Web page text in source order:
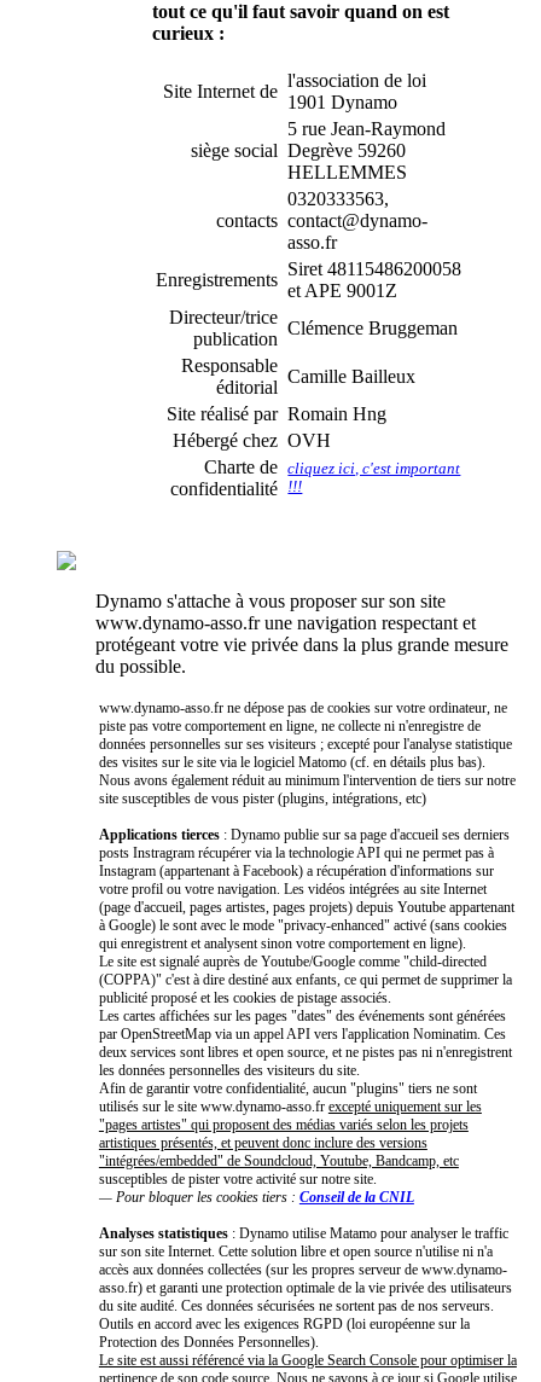
tout ce qu'il faut savoir quand on est
curieux :
Site Internet de
l'association de loi
1901 Dynamo
siège social
5 rue Jean-Raymond
Degrève 59260
HELLEMMES
contacts
0320333563,
contact@dynamo-
asso.fr
Enregistrements
Siret 48115486200058
et APE 9001Z
Directeur/trice
publication
Clémence Bruggeman
Responsable
éditorial
Camille Bailleux
Site réalisé par Romain Hng
Hébergé chez OVH
Charte de
confidentialité
cliquez ici, c'est important
!!!
Dynamo s'attache à vous proposer sur son site
www.dynamo-asso.fr une navigation respectant et
protégeant votre vie privée dans la plus grande mesure
du possible.
www.dynamo-asso.fr ne dépose pas de cookies sur votre ordinateur, ne
piste pas votre comportement en ligne, ne collecte ni n'enregistre de
données personnelles sur ses visiteurs ; excepté pour l'analyse statistique
des visites sur le site via le logiciel Matomo (cf. en détails plus bas).
Nous avons également réduit au minimum l'intervention de tiers sur notre
site susceptibles de vous pister (plugins, intégrations, etc)
Applications tierces : Dynamo publie sur sa page d'accueil ses derniers
posts Instragram récupérer via la technologie API qui ne permet pas à
Instagram (appartenant à Facebook) a récupération d'informations sur
votre profil ou votre navigation. Les vidéos intégrées au site Internet
(page d'accueil, pages artistes, pages projets) depuis Youtube appartenant
à Google) le sont avec le mode "privacy-enhanced" activé (sans cookies
qui enregistrent et analysent sinon votre comportement en ligne).
Le site est signalé auprès de Youtube/Google comme "child-directed
(COPPA)" c'est à dire destiné aux enfants, ce qui permet de supprimer la
publicité proposé et les cookies de pistage associés.
Les cartes affichées sur les pages "dates" des événements sont générées
par OpenStreetMap via un appel API vers l'application Nominatim. Ces
deux services sont libres et open source, et ne pistes pas ni n'enregistrent
les données personnelles des visiteurs du site.
Afin de garantir votre confidentialité, aucun "plugins" tiers ne sont
utilisés sur le site www.dynamo-asso.fr excepté uniquement sur les
"pages artistes" qui proposent des médias variés selon les projets
artistiques présentés, et peuvent donc inclure des versions
"intégrées/embedded" de Soundcloud, Youtube, Bandcamp, etc
susceptibles de pister votre activité sur notre site.
— Pour bloquer les cookies tiers : Conseil de la CNIL
Analyses statistiques : Dynamo utilise Matamo pour analyser le traffic
sur son site Internet. Cette solution libre et open source n'utilise ni n'a
accès aux données collectées (sur les propres serveur de www.dynamo-
asso.fr) et garanti une protection optimale de la vie privée des utilisateurs
du site audité. Ces données sécurisées ne sortent pas de nos serveurs.
Outils en accord avec les exigences RGPD (loi européenne sur la
Protection des Données Personnelles).
Le site est aussi référencé via la Google Search Console pour optimiser la